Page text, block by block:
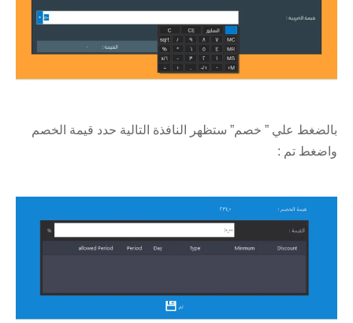
بالضغط علي ” خصم” ستظهر النافذة التالية حدد قيمة الخصم
واضغط تم :